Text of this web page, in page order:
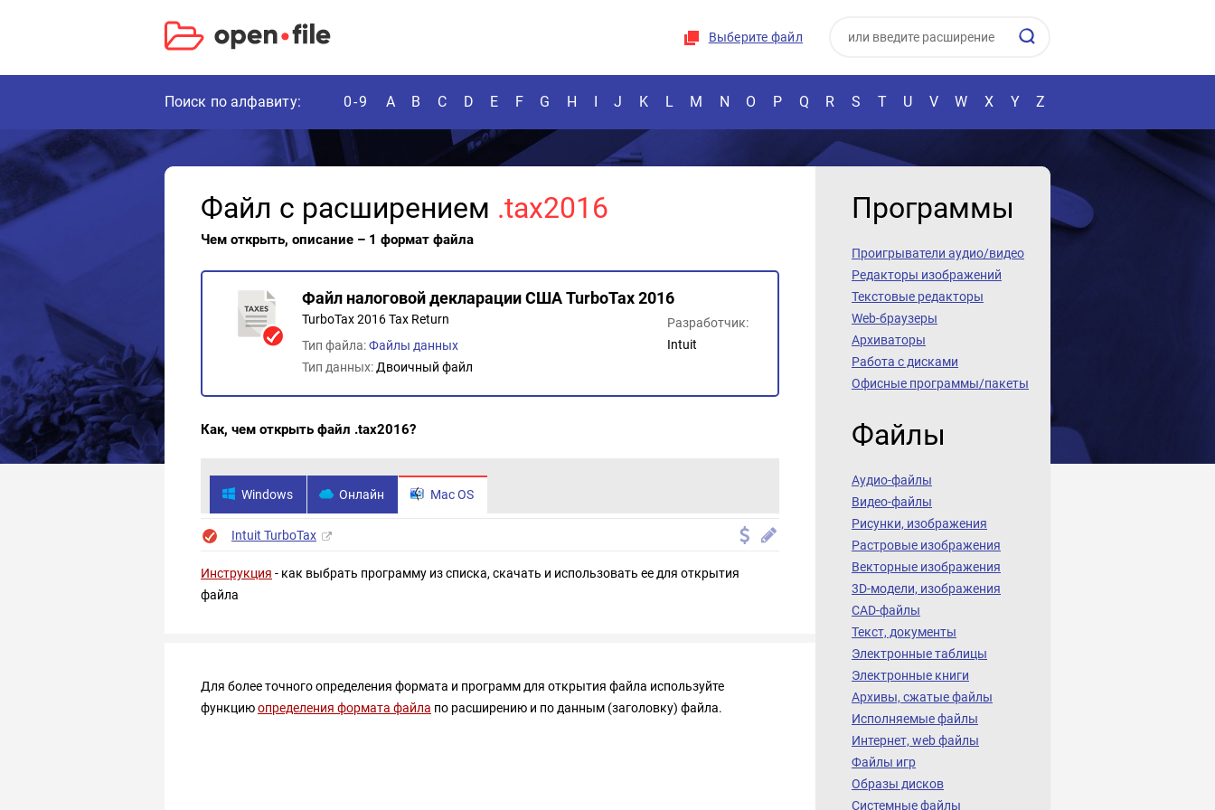
Выберите файл
Поиск по алфавиту: 0-9 A B C D E F G H I J K L M N O P Q R S T U V W X Y Z
Файл с расширением .tax2016
Чем открыть, описание – 1 формат файла
Файл налоговой декларации США TurboTax 2016
TurboTax 2016 Tax Return
Тип файла:Файлы данных
Тип данных: Двоичный файл
Разработчик:
Intuit
Как, чем открыть файл .tax2016?
Windows Онлайн Mac OS
Intuit TurboTax
Инструкция - как выбрать программу из списка, скачать и использовать ее для открытия
файла
Для более точного определения формата и программ для открытия файла используйте
функциюопределения формата файла по расширению и по данным (заголовку) файла.
Программы
Проигрыватели аудио/видео
Редакторы изображений
Текстовые редакторы
Web-браузеры
Архиваторы
Работа с дисками
Офисные программы/пакеты
Файлы
Аудио-файлы
Видео-файлы
Рисунки, изображения
Растровые изображения
Векторные изображения
3D-модели, изображения
CAD-файлы
Текст, документы
Электронные таблицы
Электронные книги
Архивы, сжатые файлы
Исполняемые файлы
Интернет, web файлы
Файлы игр
Образы дисков
Системные файлы